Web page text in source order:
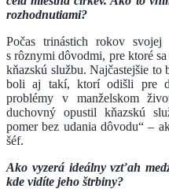
rozhodnutiami?
Počas trinástich rokov
s rôznymi dôvodmi, pre ktoré
kňazskú službu. Najčastejšie
boli aj takí, ktorí odišli pre
problémy v manželskom
duchovný opustil kňazskú
pomer bez udania dôvodu“ –
šéf.
Ako vyzerá ideálny vzťah
kde vidíte jeho štrbiny?